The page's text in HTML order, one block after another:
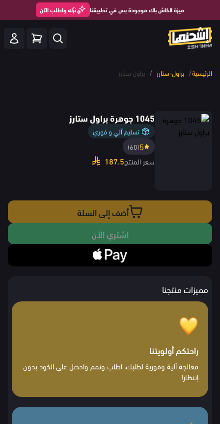
ميزة الكاش باك موجودة بس في تطبيقنا نزّله واطلب الآن
الرئيسية/ براول-ستارز / براول ستارز
1045 جوهرة براول ستارز
تسليم آلي و فوري
5
(60)
سعر المنتج187.5
أضف إلى السلة
اشتري الآن
مميزات منتجنا
راحتكم أولويتنا
معالجة آلية وفورية لطلبك، اطلب وتمم واحصل على الكود بدون
إنتظار!